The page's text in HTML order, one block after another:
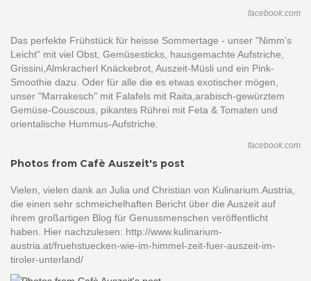
facebook.com
Das perfekte Frühstück für heisse Sommertage - unser "Nimm's
Leicht" mit viel Obst, Gemüsesticks, hausgemachte Aufstriche,
Grissini,Almkracherl Knäckebrot, Auszeit-Müsli und ein Pink-
Smoothie dazu. Oder für alle die es etwas exotischer mögen,
unser "Marrakesch" mit Falafels mit Raita,arabisch-gewürztem
Gemüse-Couscous, pikantes Rührei mit Feta & Tomaten und
orientalische Hummus-Aufstriche.
facebook.com
Photos from Cafè Auszeit's post
Vielen, vielen dank an Julia und Christian von Kulinarium.Austria,
die einen sehr schmeichelhaften Bericht über die Auszeit auf
ihrem großartigen Blog für Genussmenschen veröffentlicht
haben. Hier nachzulesen: http://www.kulinarium-
austria.at/fruehstuecken-wie-im-himmel-zeit-fuer-auszeit-im-
tiroler-unterland/